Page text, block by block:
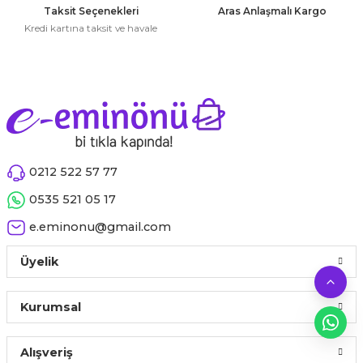
Çeşitleri
ve Dekor Maske
Bıyık
Taksit Seçenekleri
Kredi kartına taksit ve havale
Aras Anlaşmalı Kargo
0212 522 57 77
0535 521 05 17
e.eminonu@gmail.com
Üyelik
Kurumsal
Alışveriş